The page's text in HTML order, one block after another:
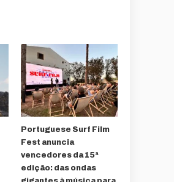
Portuguese Surf Film
Fest anuncia
vencedores da 15ª
edição: das ondas